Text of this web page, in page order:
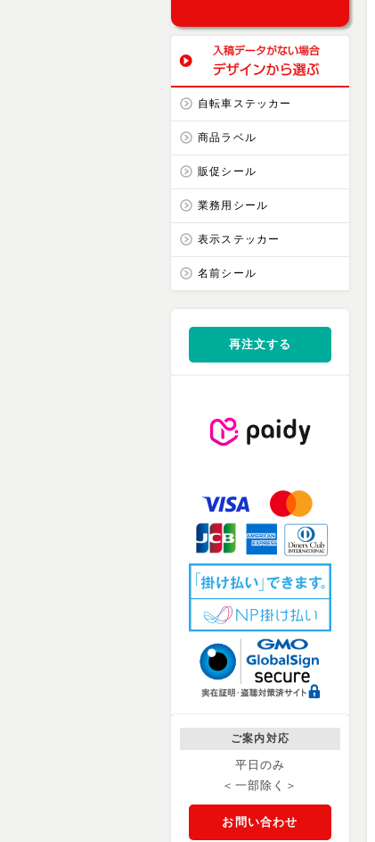
自転車ステッカー
商品ラベル
販促シール
業務用シール
表示ステッカー
名前シール
再注文する
ご案内対応
平日のみ
＜一部除く＞
お問い合わせ